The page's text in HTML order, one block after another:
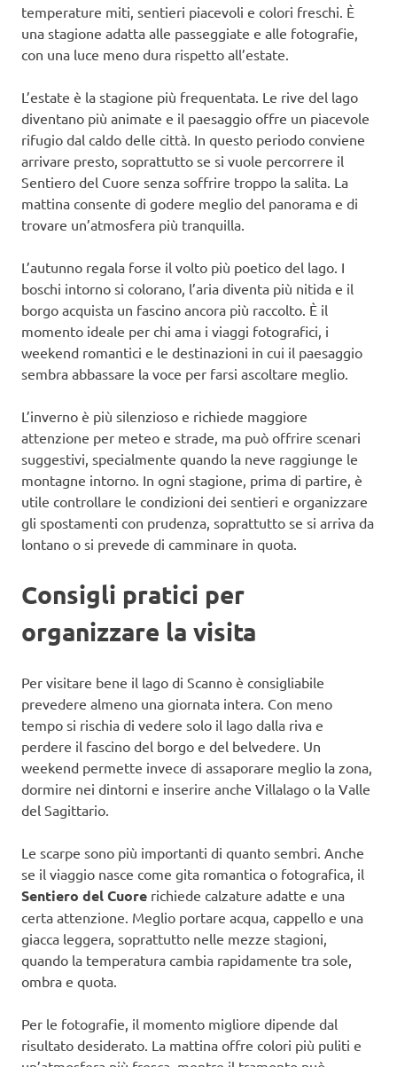
temperature miti, sentieri piacevoli e colori freschi. È
una stagione adatta alle passeggiate e alle fotografie,
con una luce meno dura rispetto all’estate.
L’estate è la stagione più frequentata. Le rive del lago
diventano più animate e il paesaggio offre un piacevole
rifugio dal caldo delle città. In questo periodo conviene
arrivare presto, soprattutto se si vuole percorrere il
Sentiero del Cuore senza soffrire troppo la salita. La
mattina consente di godere meglio del panorama e di
trovare un’atmosfera più tranquilla.
L’autunno regala forse il volto più poetico del lago. I
boschi intorno si colorano, l’aria diventa più nitida e il
borgo acquista un fascino ancora più raccolto. È il
momento ideale per chi ama i viaggi fotografici, i
weekend romantici e le destinazioni in cui il paesaggio
sembra abbassare la voce per farsi ascoltare meglio.
L’inverno è più silenzioso e richiede maggiore
attenzione per meteo e strade, ma può offrire scenari
suggestivi, specialmente quando la neve raggiunge le
montagne intorno. In ogni stagione, prima di partire, è
utile controllare le condizioni dei sentieri e organizzare
gli spostamenti con prudenza, soprattutto se si arriva da
lontano o si prevede di camminare in quota.
Consigli pratici per
organizzare la visita
Per visitare bene il lago di Scanno è consigliabile
prevedere almeno una giornata intera. Con meno
tempo si rischia di vedere solo il lago dalla riva e
perdere il fascino del borgo e del belvedere. Un
weekend permette invece di assaporare meglio la zona,
dormire nei dintorni e inserire anche Villalago o la Valle
del Sagittario.
Le scarpe sono più importanti di quanto sembri. Anche
se il viaggio nasce come gita romantica o fotografica, il
Sentiero del Cuore richiede calzature adatte e una
certa attenzione. Meglio portare acqua, cappello e una
giacca leggera, soprattutto nelle mezze stagioni,
quando la temperatura cambia rapidamente tra sole,
ombra e quota.
Per le fotografie, il momento migliore dipende dal
risultato desiderato. La mattina offre colori più puliti e